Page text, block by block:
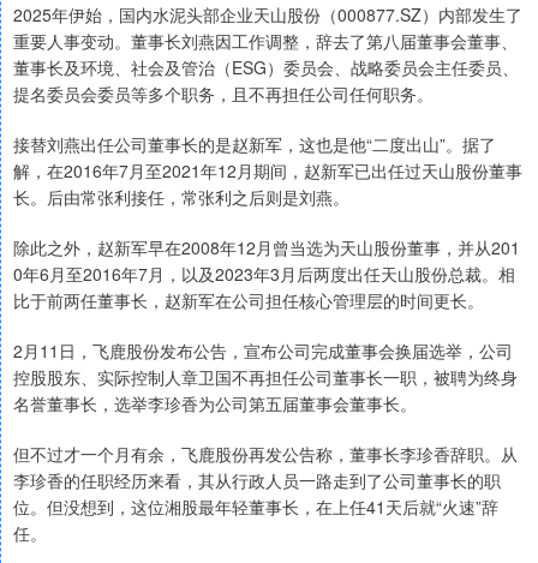
2025年伊始，国内水泥头部企业天山股份（000877.SZ）内部发生了
重要人事变动。董事长刘燕因工作调整，辞去了第八届董事会董事、
董事长及环境、社会及管治（ESG）委员会、战略委员会主任委员、
提名委员会委员等多个职务，且不再担任公司任何职务。
接替刘燕出任公司董事长的是赵新军，这也是他“二度出山”。据了
解，在2016年7月至2021年12月期间，赵新军已出任过天山股份董事
长。后由常张利接任，常张利之后则是刘燕。
除此之外，赵新军早在2008年12月曾当选为天山股份董事，并从201
0年6月至2016年7月，以及2023年3月后两度出任天山股份总裁。相
比于前两任董事长，赵新军在公司担任核心管理层的时间更长。
2月11日，飞鹿股份发布公告，宣布公司完成董事会换届选举，公司
控股股东、实际控制人章卫国不再担任公司董事长一职，被聘为终身
名誉董事长，选举李珍香为公司第五届董事会董事长。
但不过才一个月有余，飞鹿股份再发公告称，董事长李珍香辞职。从
李珍香的任职经历来看，其从行政人员一路走到了公司董事长的职
位。但没想到，这位湘股最年轻董事长，在上任41天后就“火速”辞
任。